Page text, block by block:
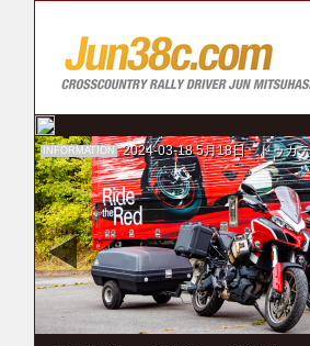
INFORMATION 2024-03-18 5月18日 ドゥカテ